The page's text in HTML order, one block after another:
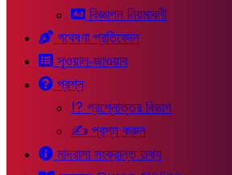
বিজ্ঞাপন নিয়মাবলী
গবেষণা প্রতিবেদন
সুওয়াল-জাওয়াব
প্রশ্ন
⁉ প্রশ্নোত্তর বিভাগ
✍ প্রশ্ন করুন
মাদরাসা সংক্রান্ত তথ্য